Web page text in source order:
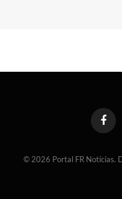
© 2026 Portal FR Notícias.